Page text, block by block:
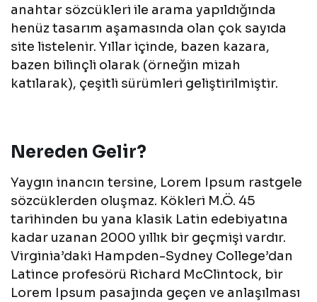
anahtar sözcükleri ile arama yapıldığında
henüz tasarım aşamasında olan çok sayıda
site listelenir. Yıllar içinde, bazen kazara,
bazen bilinçli olarak (örneğin mizah
katılarak), çeşitli sürümleri geliştirilmiştir.
Nereden Gelir?
Yaygın inancın tersine, Lorem Ipsum rastgele
sözcüklerden oluşmaz. Kökleri M.Ö. 45
tarihinden bu yana klasik Latin edebiyatına
kadar uzanan 2000 yıllık bir geçmişi vardır.
Virginia’daki Hampden-Sydney College’dan
Latince profesörü Richard McClintock, bir
Lorem Ipsum pasajında geçen ve anlaşılması